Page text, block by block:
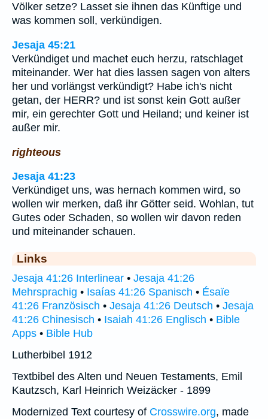
Völker setze? Lasset sie ihnen das Künftige und
was kommen soll, verkündigen.
Jesaja 45:21
Verkündiget und machet euch herzu, ratschlaget
miteinander. Wer hat dies lassen sagen von alters
her und vorlängst verkündigt? Habe ich's nicht
getan, der HERR? und ist sonst kein Gott außer
mir, ein gerechter Gott und Heiland; und keiner ist
außer mir.
righteous
Jesaja 41:23
Verkündiget uns, was hernach kommen wird, so
wollen wir merken, daß ihr Götter seid. Wohlan, tut
Gutes oder Schaden, so wollen wir davon reden
und miteinander schauen.
Links
Jesaja 41:26 Interlinear • Jesaja 41:26
Mehrsprachig • Isaías 41:26 Spanisch • Ésaïe
41:26 Französisch • Jesaja 41:26 Deutsch • Jesaja
41:26 Chinesisch • Isaiah 41:26 Englisch • Bible
Apps • Bible Hub
Lutherbibel 1912
Textbibel des Alten und Neuen Testaments, Emil
Kautzsch, Karl Heinrich Weizäcker - 1899
Modernized Text courtesy of Crosswire.org, made